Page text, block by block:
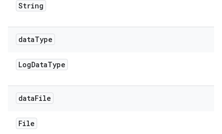
String
dataType
LogDataType
dataFile
File